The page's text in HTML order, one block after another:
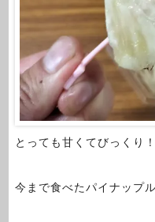
とっても甘くてびっくり！
今まで食べたパイナップ